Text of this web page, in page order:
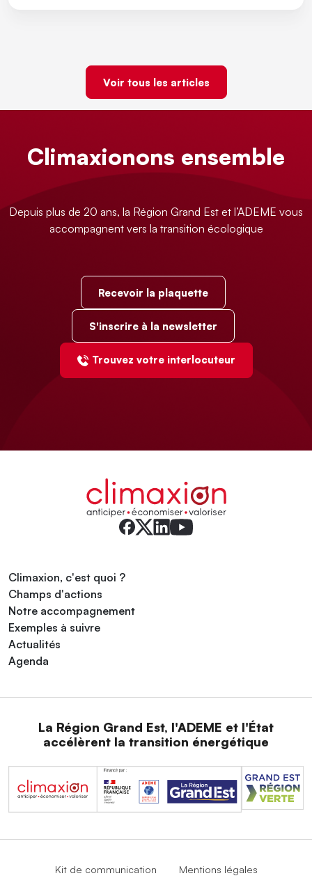
Voir tous les articles
Climaxionons ensemble
Depuis plus de 20 ans, la Région Grand Est et l’ADEME vous
accompagnent vers la transition écologique
Recevoir la plaquette
S'inscrire à la newsletter
Trouvez votre interlocuteur
Climaxion, c'est quoi ?
Champs d'actions
Notre accompagnement
Exemples à suivre
Actualités
Agenda
La Région Grand Est, l'ADEME et l'État
accélèrent la transition énergétique
Kit de communication Mentions légales